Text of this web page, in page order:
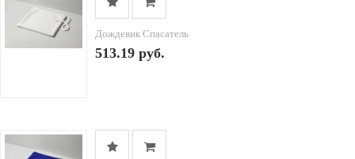
Дождевик Спасатель
513.19 руб.